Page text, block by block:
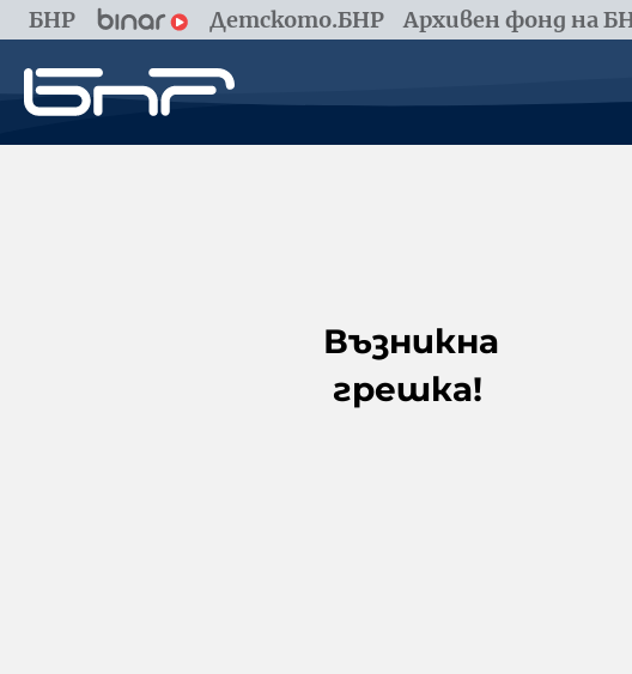
БНР Детското.БНР Архивен фонд на
Възникна
грешка!